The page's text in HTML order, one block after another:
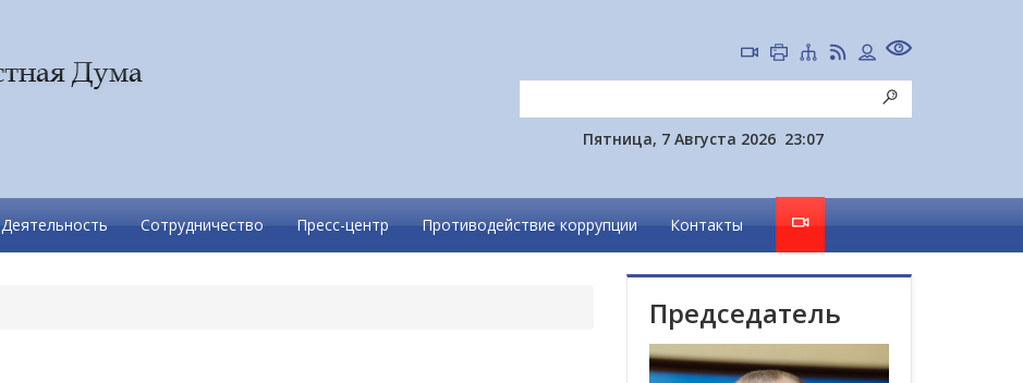
Пятница, 7 Августа 2026 23:07
Деятельность Сотрудничество Пресс-центр Противодействие коррупции Контакты
Председатель